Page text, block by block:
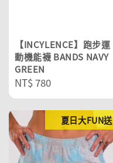
【INCYLENCE】跑步運
動機能襪 BANDS NAVY
GREEN
Regular
price
NT$ 780
夏日大FUN送